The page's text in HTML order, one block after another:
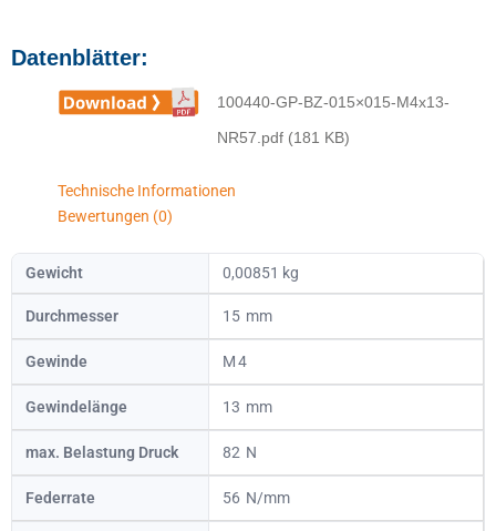
Datenblätter:
100440-GP-BZ-015×015-M4x13-
NR57.pdf (181 KB)
Technische Informationen
Bewertungen (0)
Gewicht 0,00851 kg
Durchmesser 15
Gewinde 4
Gewindelänge 13
max. Belastung Druck 82
Federrate 56